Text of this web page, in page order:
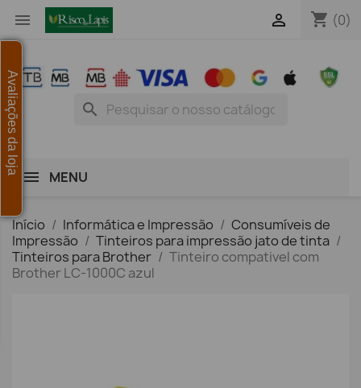
 shopping_cart (0)

search
MENU
Início Informática e Impressão
Consumíveis de
Impressão
Tinteiros para impressão jato de tinta
Tinteiros para Brother
Tinteiro compativel com
Brother LC-1000C azul
Avaliações da loja